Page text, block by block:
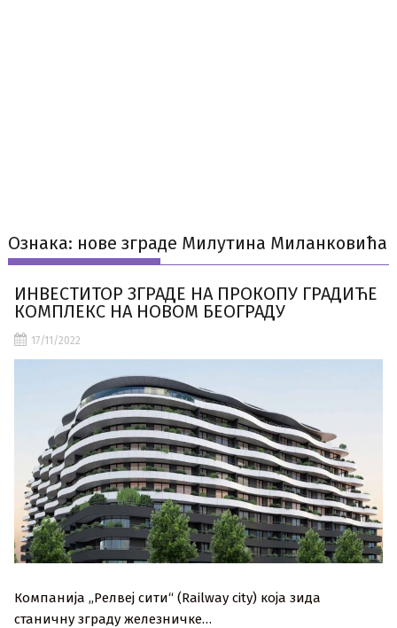
Ознака: нове зграде Милутина Миланковића
ИНВЕСТИТОР ЗГРАДЕ НА ПРОКОПУ ГРАДИЋЕ
КОМПЛЕКС НА НОВОМ БЕОГРАДУ
17/11/2022
Компанија ,,Релвеј сити“ (Railway city) која зида
станичну зграду железничке…